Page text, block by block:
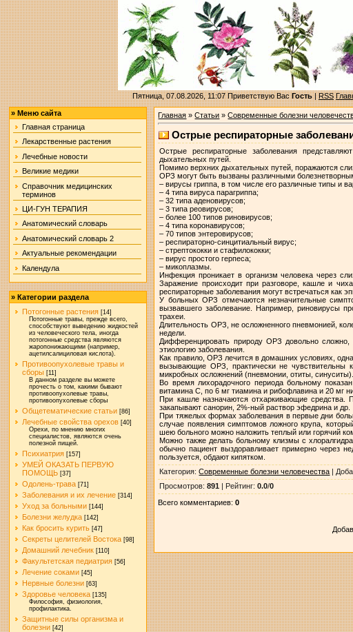
Пятница, 07.08.2026, 11:07Приветствую Вас Гость|RSS
»Меню сайта
Главная страница
Лекарственные растения
Лечебные новости
Великие медики
Справочник медицинских
терминов
ЦИ-ГУН ТЕРАПИЯ
Анатомический словарь
Анатомический словарь 2
Актуальные рекомендации
Календула
»Категории раздела
Потогонные растения [14]
Потогонные травы, прежде всего,
способствуют выведению жидкостей
из человеческого тела, иногда
потогонные средства являются
жаропонижающими (например,
ацетилсалициловая кислота).
Противоопухолевые травы и
сборы [11]
В данном разделе вы можете
прочесть о том, какими бывают
противоопухолевые травы,
противоопухолевые сборы
Общетематические статьи [86]
Лечебные свойства орехов [40]
Орехи, по мнению многих
специалистов, являются очень
полезной пищей.
Психиатрия [157]
УМЕЙ ОКАЗАТЬ ПЕРВУЮ
ПОМОЩЬ [37]
Одолень-трава [71]
Заболевания и их лечение [314]
Уход за больными [144]
Болезни желудка [142]
Как бросить курить [47]
Секреты целителей Востока [98]
Домашний лечебник [110]
Факультетская педиатрия [56]
Лечение соками [45]
Нервные болезни [63]
Здоровье человека [135]
Философия, физиология,
профилактика.
Защитные силы организма и
болезни [42]
Главная »Статьи »Современные болезни
Острые респираторные
Острые респираторные заболевания
дыхательных путей.
Помимо верхних дыхательных путей, поражаются
ОРЗ могут быть вызваны различными
– вирусы гриппа, в том числе его различные типы и
– 4 типа вируса парагриппа;
– 32 типа аденовирусов;
– 3 типа реовирусов;
– более 100 типов риновирусов;
– 4 типа коронавирусов;
– 70 типов энтеровирусов;
– респираторно-синцитиальный вирус;
– стрептококки и стафилококки;
– вирус простого герпеса;
– микоплазмы.
Инфекция проникает в организм человека через
Заражение происходит при разговоре, кашле и
респираторные заболевания могут встречаться как
У больных ОРЗ отмечаются незначительные
вызвавшего заболевание. Например, риновирусы
трахеи.
Длительность ОРЗ, не осложненного пневмонией,
недели.
Дифференцировать природу ОРЗ довольно
этиологию заболевания.
Как правило, ОРЗ лечится в домашних условиях,
вызывающие ОРЗ, практически не чувствительны
микробных осложнений (пневмонии, отиты, синуситы).
Во время лихорадочного периода больному
витамина С, по 6 мг тиамина и рибофлавина и 20 мг
При кашле назначаются отхаркивающие средства.
закапывают санорин, 2%-ный раствор эфедрина и др.
При тяжелых формах заболевания в первые дни
случае появления симптомов ложного крупа,
шею больного можно наложить теплый или горячий
Можно также делать больному клизмы с
обычно пациент выздоравливает примерно через
пользуется, обдают кипятком.
Категория:Современные болезни человечества |
Просмотров:891 | Рейтинг:0.0/0
Всего комментариев:0